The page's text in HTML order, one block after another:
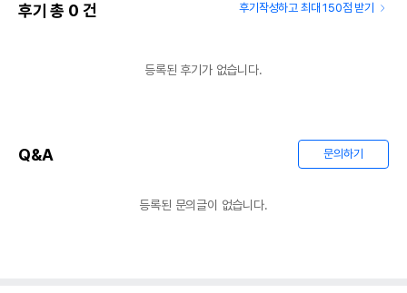
후기 총 0 건 후기작성하고 최대 150점 받기
등록된 후기가 없습니다.
Q&A 문의하기
등록된 문의글이 없습니다.